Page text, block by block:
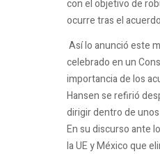
con el objetivo de
ocurre tras el
Así lo anunció este
celebrado en un
importancia de los
Hansen se refirió
dirigir dentro de
En su discurso ante
la UE y México que